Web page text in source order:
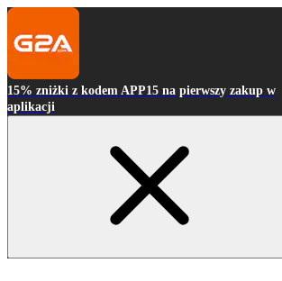
15% zniżki z kodem APP15 na pierwszy zakup w
aplikacji